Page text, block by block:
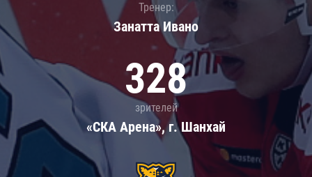
Тренер:
Занатта Иванo
328
зрителей
«СКА Арена», г. Шанхай